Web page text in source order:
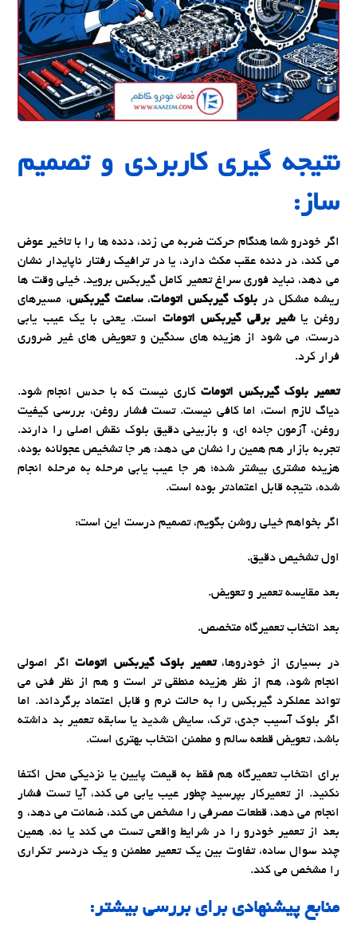
نتیجه گیری کاربردی و تصمیم
ساز:
اگر خودرو شما هنگام حرکت ضربه می زند، دنده ها را با تاخیر عوض
می کند، در دنده عقب مکث دارد، یا در ترافیک رفتار ناپایدار نشان
می دهد، نباید فوری سراغ تعمیر کامل گیربکس بروید. خیلی وقت ها
ریشه مشکل دربلوک گیربکس اتومات،ساعت گیربکس، مسیرهای
روغن یاشیر برقی گیربکس اتوماتاست. یعنی با یک عیب یابی
درست، می شود از هزینه های سنگین و تعویض های غیر ضروری
فرار کرد.
تعمیر بلوک گیربکس اتوماتکاری نیست که با حدس انجام شود.
دیاگ لازم است، اما کافی نیست. تست فشار روغن، بررسی کیفیت
روغن، آزمون جاده ای، و بازبینی دقیق بلوک نقش اصلی را دارند.
تجربه بازار هم همین را نشان می دهد: هر جا تشخیص عجولانه بوده،
هزینه مشتری بیشتر شده؛ هر جا عیب یابی مرحله به مرحله انجام
شده، نتیجه قابل اعتمادتر بوده است.
اگر بخواهم خیلی روشن بگویم، تصمیم درست این است:
اول تشخیص دقیق.
بعد مقایسه تعمیر و تعویض.
بعد انتخاب تعمیرگاه متخصص.
در بسیاری از خودروها،تعمیر بلوک گیربکس اتوماتاگر اصولی
انجام شود، هم از نظر هزینه منطقی تر است و هم از نظر فنی می
تواند عملکرد گیربکس را به حالت نرم و قابل اعتماد برگرداند. اما
اگر بلوک آسیب جدی، ترک، سایش شدید یا سابقه تعمیر بد داشته
باشد، تعویض قطعه سالم و مطمئن انتخاب بهتری است.
برای انتخاب تعمیرگاه هم فقط به قیمت پایین یا نزدیکی محل اکتفا
نکنید. از تعمیرکار بپرسید چطور عیب یابی می کند، آیا تست فشار
انجام می دهد، قطعات مصرفی را مشخص می کند، ضمانت می دهد، و
بعد از تعمیر خودرو را در شرایط واقعی تست می کند یا نه. همین
چند سوال ساده، تفاوت بین یک تعمیر مطمئن و یک دردسر تکراری
را مشخص می کند.
منابع پیشنهادی برای بررسی بیشتر: